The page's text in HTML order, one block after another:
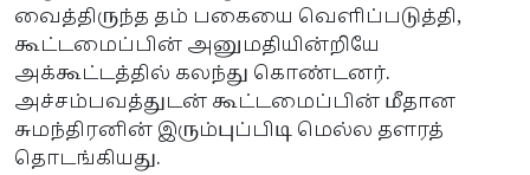
வைத்திருந்த தம் பகையை வெளிப்படுத்தி,
கூட்டமைப்பின் அனுமதியின்றியே
அக்கூட்டத்தில் கலந்து கொண்டனர்.
அச்சம்பவத்துடன் கூட்டமைப்பின் மீதான
சுமந்திரனின் இரும்புப்பிடி மெல்ல தளரத்
தொடங்கியது.